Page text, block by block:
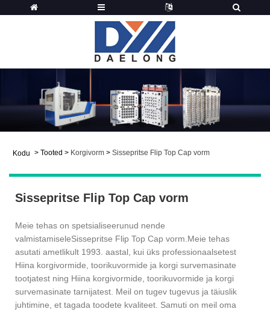
Kodu > Tooted > Korgivorm > Sissepritse Flip Top Cap vorm
Sissepritse Flip Top Cap vorm
Meie tehas on spetsialiseerunud nende
valmistamiseleSissepritse Flip Top Cap vorm. Meie tehas
asutati ametlikult 1993. aastal, kui üks professionaalsetest
Hiina korgivormide, toorikuvormide ja korgi survemasinate
tootjatest ning Hiina korgivormide, toorikuvormide ja korgi
survemasinate tarnijatest. Meil ​​on tugev tugevus ja täiuslik
juhtimine, et tagada toodete kvaliteet. Samuti on meil oma